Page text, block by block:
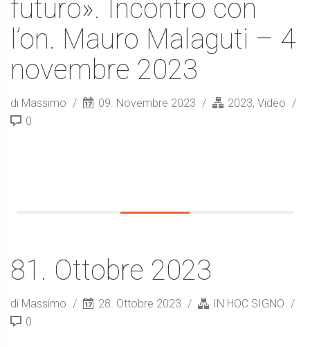
futuro». Incontro con
l’on. Mauro Malaguti – 4
novembre 2023
di Massimo 09. Novembre 2023 2023, Video
0
81. Ottobre 2023
di Massimo 28. Ottobre 2023
IN HOC SIGNO
0